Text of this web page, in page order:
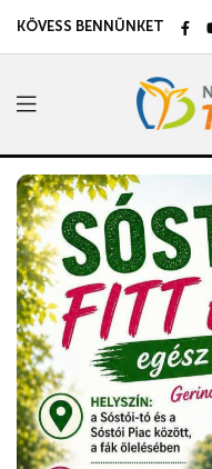
KÖVESS BENNÜNKET